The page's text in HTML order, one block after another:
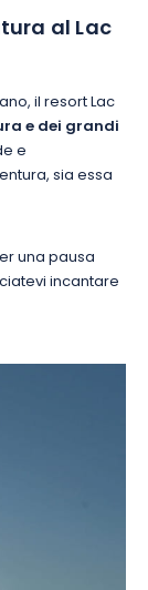
al Lac
il resort Lac
e dei grandi
e
sia essa
una pausa
incantare